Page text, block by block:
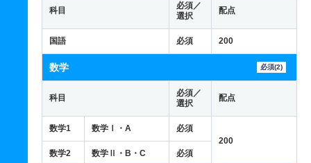
科目
必須／
選択
配点
国語 必須 200
数学 必須(2)
科目
必須／
選択
配点
数学1 数学Ⅰ・A
必須
200
数学2
数学Ⅱ・B・C 必須